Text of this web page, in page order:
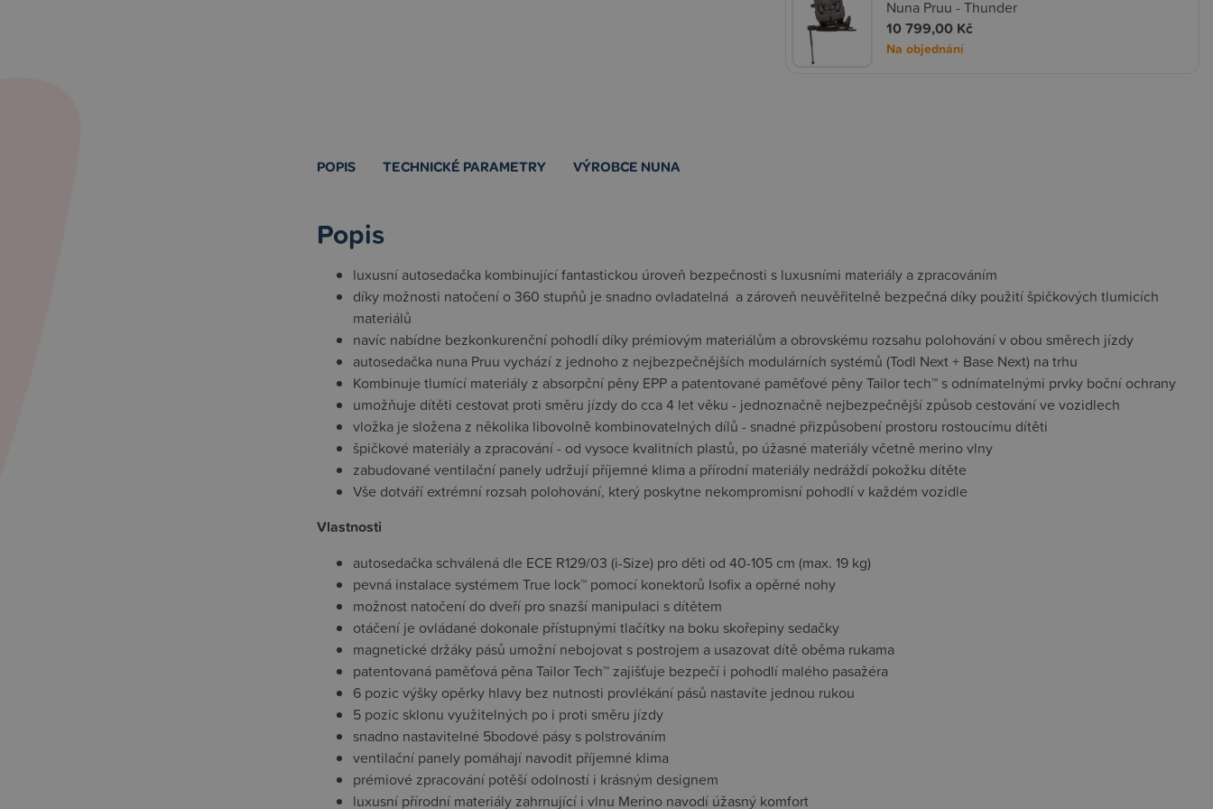
Nuna Pruu - Thunder
10 799,00 Kč
Na objednání
POPIS TECHNICKÉ PARAMETRY VÝROBCE NUNA
Popis
luxusní autosedačka kombinující fantastickou úroveň bezpečnosti s luxusními materiály a zpracováním
díky možnosti natočení o 360 stupňů je snadno ovladatelná a zároveň neuvěřitelně bezpečná díky použití špičkových tlumicích
materiálů
navíc nabídne bezkonkurenční pohodlí díky prémiovým materiálům a obrovskému rozsahu polohování v obou směrech jízdy
autosedačka nuna Pruu vychází z jednoho z nejbezpečnějších modulárních systémů (Todl Next + Base Next) na trhu
Kombinuje tlumící materiály z absorpční pěny EPP a patentované paměťové pěny Tailor tech™ s odnímatelnými prvky boční ochrany
umožňuje dítěti cestovat proti směru jízdy do cca 4 let věku - jednoznačně nejbezpečnější způsob cestování ve vozidlech
vložka je složena z několika libovolně kombinovatelných dílů - snadné přizpůsobení prostoru rostoucímu dítěti
špičkové materiály a zpracování - od vysoce kvalitních plastů, po úžasné materiály včetně merino vlny
zabudované ventilační panely udržují příjemné klima a přírodní materiály nedráždí pokožku dítěte
Vše dotváří extrémní rozsah polohování, který poskytne nekompromisní pohodlí v každém vozidle
Vlastnosti
autosedačka schválená dle ECE R129/03 (i-Size) pro děti od 40-105 cm (max. 19 kg)
pevná instalace systémem True lock™ pomocí konektorů Isofix a opěrné nohy
možnost natočení do dveří pro snazší manipulaci s dítětem
otáčení je ovládané dokonale přístupnými tlačítky na boku skořepiny sedačky
magnetické držáky pásů umožní nebojovat s postrojem a usazovat dítě oběma rukama
patentovaná paměťová pěna Tailor Tech™ zajišťuje bezpečí i pohodlí malého pasažéra
6 pozic výšky opěrky hlavy bez nutnosti provlékání pásů nastavíte jednou rukou
5 pozic sklonu využitelných po i proti směru jízdy
snadno nastavitelné 5bodové pásy s polstrováním
ventilační panely pomáhají navodit příjemné klima
prémiové zpracování potěší odolností i krásným designem
luxusní přírodní materiály zahrnující i vlnu Merino navodí úžasný komfort